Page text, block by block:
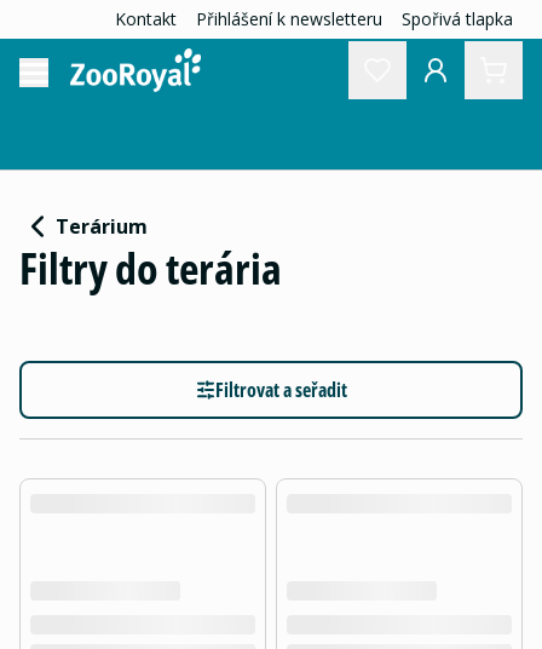
Kontakt Přihlášení k newsletteru Spořivá tlapka
Terárium
Filtry do terária
Filtrovat a seřadit